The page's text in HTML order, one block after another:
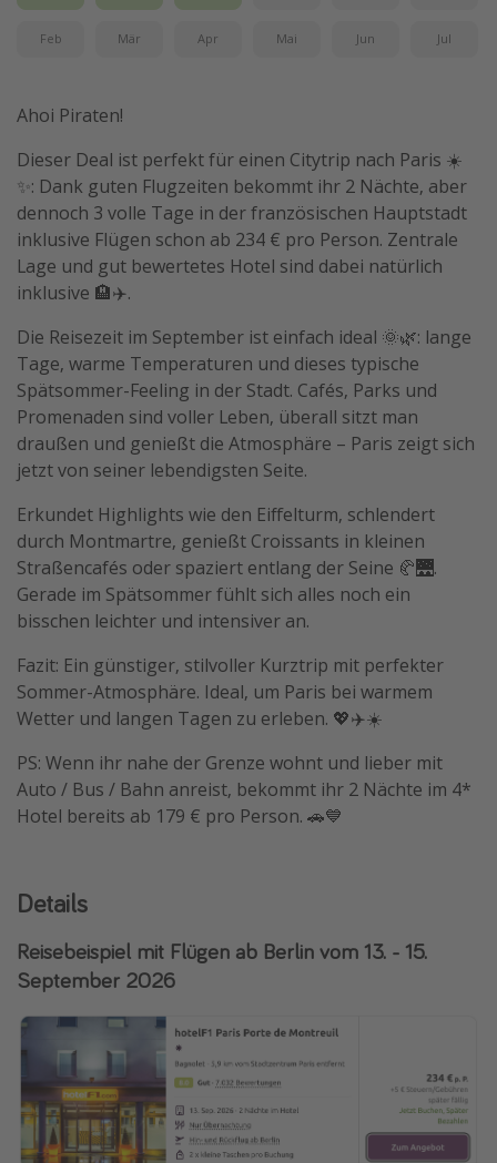
Weitere Themen
Rundreisen in Thailand
Bahnreisen in der Schweiz
Reisepassfreie Reiseziele
Travel Know How
Silvesterreisen
Last Minute Urlaub Mallorca
Last Minute Urlaub Deutschland
Feb Mär Apr Mai Jun Jul
Ahoi Piraten!
Dieser Deal ist perfekt für einen Citytrip nach Paris ☀️
✨: Dank guten Flugzeiten bekommt ihr 2 Nächte, aber
dennoch 3 volle Tage in der französischen Hauptstadt
inklusive Flügen schon ab 234 € pro Person. Zentrale
Lage und gut bewertetes Hotel sind dabei natürlich
inklusive 🏨✈️.
Die Reisezeit im September ist einfach ideal 🌞🌿: lange
Tage, warme Temperaturen und dieses typische
Spätsommer-Feeling in der Stadt. Cafés, Parks und
Promenaden sind voller Leben, überall sitzt man
draußen und genießt die Atmosphäre – Paris zeigt sich
jetzt von seiner lebendigsten Seite.
Erkundet Highlights wie den Eiffelturm, schlendert
durch Montmartre, genießt Croissants in kleinen
Straßencafés oder spaziert entlang der Seine 🥐🌉.
Gerade im Spätsommer fühlt sich alles noch ein
bisschen leichter und intensiver an.
Fazit: Ein günstiger, stilvoller Kurztrip mit perfekter
Sommer-Atmosphäre. Ideal, um Paris bei warmem
Wetter und langen Tagen zu erleben. 💖✈️☀️
PS: Wenn ihr nahe der Grenze wohnt und lieber mit
Auto / Bus / Bahn anreist, bekommt ihr 2 Nächte im 4*
Hotel bereits ab 179 € pro Person. 🚗💙
Details
Reisebeispiel mit Flügen ab Berlin vom 13. - 15.
September 2026